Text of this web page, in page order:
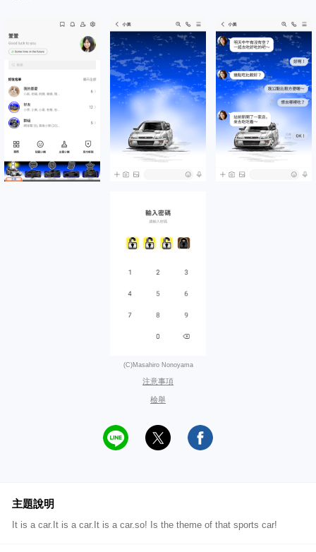
(C)Masahiro Nonoyama
注意事項
檢舉
主題說明
It is a car.It is a car.It is a car.so! Is the theme of that sports car!